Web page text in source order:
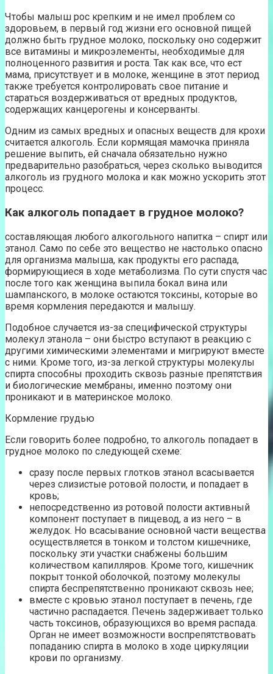
Чтобы малыш рос крепким и не имел проблем со
здоровьем, в первый год жизни его основной пищей
должно быть грудное молоко, поскольку оно содержит
все витамины и микроэлементы, необходимые для
полноценного развития и роста. Так как все, что ест
мама, присутствует и в молоке, женщине в этот период
также требуется контролировать свое питание и
стараться воздерживаться от вредных продуктов,
содержащих канцерогены и консерванты.
Одним из самых вредных и опасных веществ для крохи
считается алкоголь. Если кормящая мамочка приняла
решение выпить, ей сначала обязательно нужно
предварительно разобраться, через сколько выводится
алкоголь из грудного молока и как можно ускорить этот
процесс.
Как алкоголь попадает в грудное молоко?
составляющая любого алкогольного напитка – спирт или
этанол. Само по себе это вещество не настолько опасно
для организма малыша, как продукты его распада,
формирующиеся в ходе метаболизма. По сути спустя час
после того как женщина выпила бокал вина или
шампанского, в молоке остаются токсины, которые во
время кормления передаются и малышу.
Подобное случается из-за специфической структуры
молекул этанола – они быстро вступают в реакцию с
другими химическими элементами и мигрируют вместе
с ними. Кроме того, из-за легкой структуры молекулы
спирта способны проходить сквозь разные препятствия
и биологические мембраны, именно поэтому они
проникают и в материнское молоко.
Кормление грудью
Если говорить более подробно, то алкоголь попадает в
грудное молоко по следующей схеме:
сразу после первых глотков этанол всасывается
через слизистые ротовой полости, и попадает в
кровь;
непосредственно из ротовой полости активный
компонент поступает в пищевод, а из него – в
желудок. Но всасывание основной части вещества
осуществляется в тонком и толстом кишечнике,
поскольку эти участки снабжены большим
количеством капилляров. Кроме того, кишечник
покрыт тонкой оболочкой, поэтому молекулы
спирта беспрепятственно проникают сквозь нее;
вместе с кровью этанол поступает в печень, где
частично распадается. Печень задерживает только
часть токсинов, образующихся во время распада.
Орган не имеет возможности воспрепятствовать
попаданию спирта в молоко в ходе циркуляции
крови по организму.